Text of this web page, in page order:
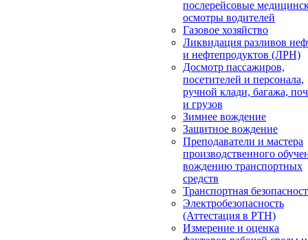
послерейсовые
осмотры водителей
Газовое хозяйство
Ликвидация разливов
и нефтепродуктов (ЛРН)
Досмотр пассажиров,
посетителей и персонала,
ручной клади, багажа,
и грузов
Зимнее вождение
Защитное вождение
Преподаватели и мастера
производственного
вождению транспортных
средств
Транспортная
Электробезопасность
(Аттестация в РТН)
Измерение и оценка